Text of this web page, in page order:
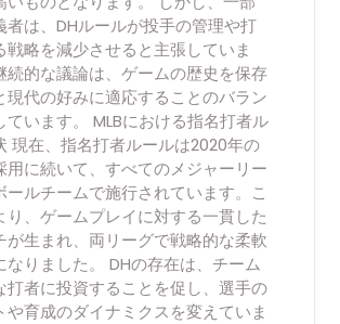
者は、DHルールが投手の管理や打
戦略を減少させると主張していま
続的な議論は、ゲームの歴史を保存
現代の好みに適応することのバラン
ています。 MLBにおける指名打者ル
現在、指名打者ルールは2020年の
用に続いて、すべてのメジャーリー
ールチームで施行されています。こ
り、ゲームプレイに対する一貫した
が生まれ、両リーグで戦略的な柔軟
なりました。 DHの存在は、チーム
打者に投資することを促し、選手の
や育成のダイナミクスを変えていま